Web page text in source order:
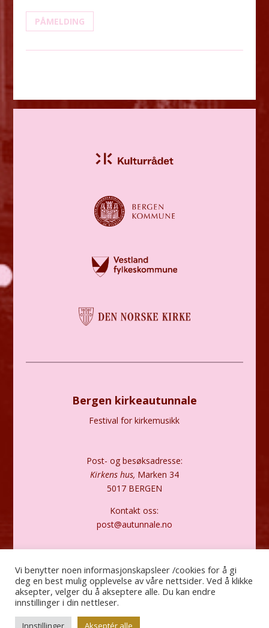
PÅMELDING
Bergen kirkeautunnale
Festival for kirkemusikk
Post- og besøksadresse:
Kirkens hus, Marken 34
5017 BERGEN
Kontakt oss:
post@autunnale.no
Vi benytter noen informasjonskapsleer /cookies for å gi
deg en best mulig opplevelse av våre nettsider. Ved å klikke
aksepter, velger du å akseptere alle. Du kan endre
innstillinger i din nettleser.
Innstillinger Akseptér alle